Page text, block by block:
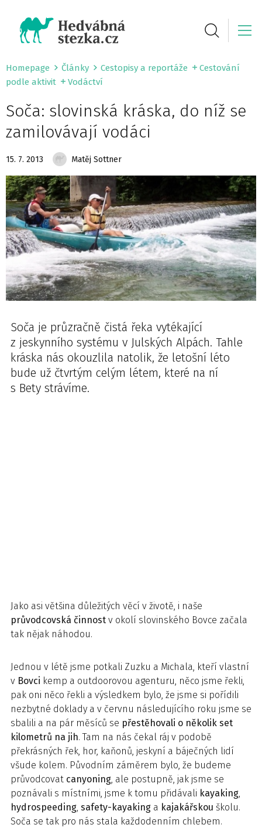
Homepage Články Cestopisy a reportáže
Cestování
podle aktivit
Vodáctví
Soča: slovinská kráska, do níž se
zamilovávají vodáci
15. 7. 2013 Matěj Sottner
Soča je průzračně čistá řeka vytékající
z jeskynního systému v Julských Alpách. Tahle
kráska nás okouzlila natolik, že letošní léto
bude už čtvrtým celým létem, které na ní
s Bety strávíme.
Jako asi většina důležitých věcí v životě, i naše
průvodcovská činnost v okolí slovinského Bovce začala
tak nějak náhodou.
Jednou v létě jsme potkali Zuzku a Michala, kteří vlastní
v Bovci kemp a outdoorovou agenturu, něco jsme řekli,
pak oni něco řekli a výsledkem bylo, že jsme si pořídili
nezbytné doklady a v červnu následujícího roku jsme se
sbalili a na pár měsíců se přestěhovali o několik set
kilometrů na jih. Tam na nás čekal ráj v podobě
překrásných řek, hor, kaňonů, jeskyní a báječných lidí
všude kolem. Původním záměrem bylo, že budeme
průvodcovat canyoning, ale postupně, jak jsme se
poznávali s místními, jsme k tomu přidávali kayaking,
hydrospeeding, safety-kayaking a kajakářskou školu.
Soča se tak pro nás stala každodenním chlebem.